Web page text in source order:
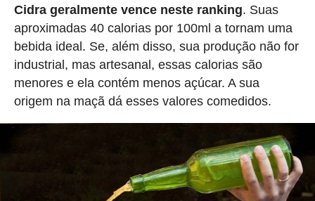
Cidra geralmente vence neste ranking. Suas
aproximadas 40 calorias por 100ml a tornam uma
bebida ideal. Se, além disso, sua produção não for
industrial, mas artesanal, essas calorias são
menores e ela contém menos açúcar. A sua
origem na maçã dá esses valores comedidos.